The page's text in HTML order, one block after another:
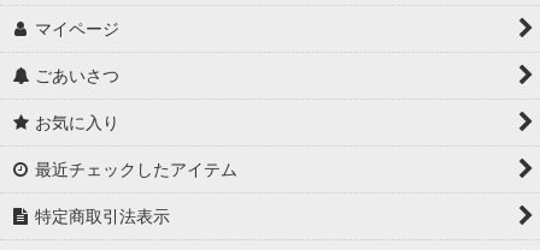
マイページ
ごあいさつ
お気に入り
最近チェックしたアイテム
特定商取引法表示